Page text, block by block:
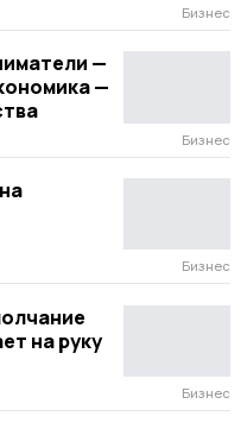
Бизнес
—
—
Бизнес
Бизнес
на руку
Бизнес